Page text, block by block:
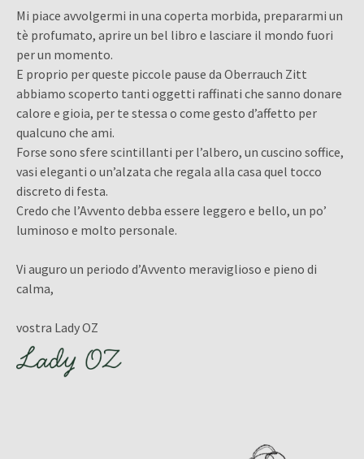
Mi piace avvolgermi in una coperta morbida, prepararmi un
tè profumato, aprire un bel libro e lasciare il mondo fuori
per un momento.
E proprio per queste piccole pause da Oberrauch Zitt
abbiamo scoperto tanti oggetti raffinati che sanno donare
calore e gioia, per te stessa o come gesto d’affetto per
qualcuno che ami.
Forse sono sfere scintillanti per l’albero, un cuscino soffice,
vasi eleganti o un’alzata che regala alla casa quel tocco
discreto di festa.
Credo che l’Avvento debba essere leggero e bello, un po’
luminoso e molto personale.
Vi auguro un periodo d’Avvento meraviglioso e pieno di
calma,
vostra Lady OZ